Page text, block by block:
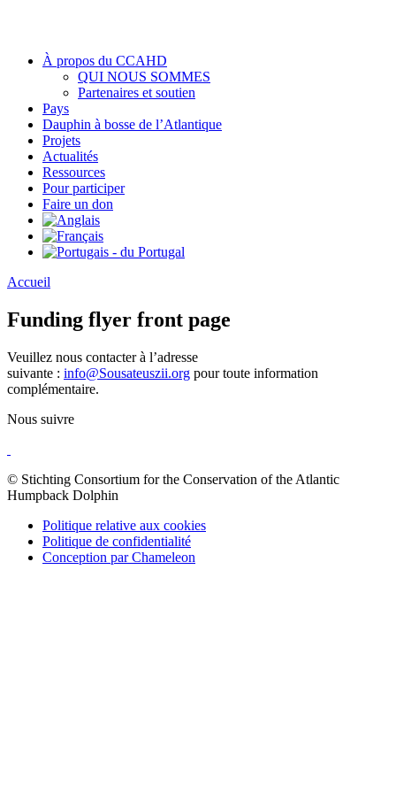
À propos du CCAHD
QUI NOUS SOMMES
Partenaires et soutien
Pays
Dauphin à bosse de l’Atlantique
Projets
Actualités
Ressources
Pour participer
Faire un don
Accueil
Funding flyer front page
Veuillez nous contacter à l’adresse
suivante : info@Sousateuszii.org pour toute information
complémentaire.
Nous suivre
© Stichting Consortium for the Conservation of the Atlantic
Humpback Dolphin
Politique relative aux cookies
Politique de confidentialité
Conception par Chameleon